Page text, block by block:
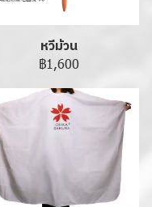
หวีม้วน
฿1,600